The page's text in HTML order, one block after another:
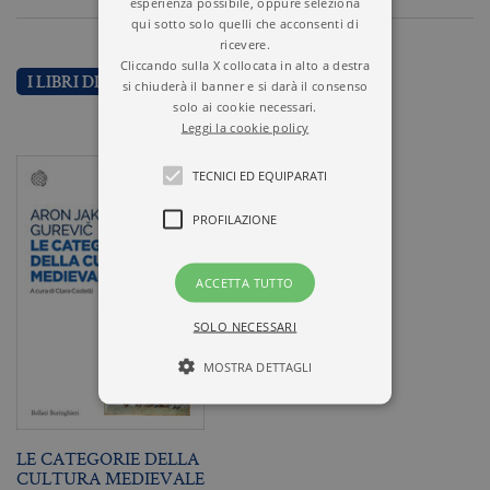
I LIBRI DI ARON JAKOVLEVIČ GUREVIČ
LE CATEGORIE DELLA
CULTURA MEDIEVALE
qui sotto solo quelli che acconsenti di
ricevere.
Cliccando sulla X collocata in alto a destra
si chiuderà il banner e si darà il consenso
solo ai cookie necessari.
Leggi la cookie policy
TECNICI ED EQUIPARATI
PROFILAZIONE
ACCETTA TUTTO
SOLO NECESSARI
MOSTRA DETTAGLI